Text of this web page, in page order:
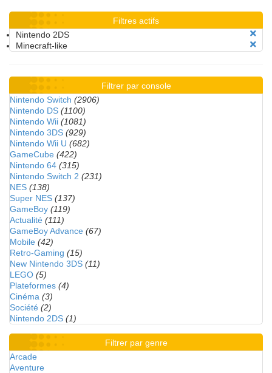
Filtres actifs
Nintendo 2DS
Minecraft-like
Filtrer par console
Nintendo Switch (2906)
Nintendo DS (1100)
Nintendo Wii (1081)
Nintendo 3DS (929)
Nintendo Wii U (682)
GameCube (422)
Nintendo 64 (315)
Nintendo Switch 2 (231)
NES (138)
Super NES (137)
GameBoy (119)
Actualité (111)
GameBoy Advance (67)
Mobile (42)
Retro-Gaming (15)
New Nintendo 3DS (11)
LEGO (5)
Plateformes (4)
Cinéma (3)
Société (2)
Nintendo 2DS (1)
Filtrer par genre
Arcade
Aventure